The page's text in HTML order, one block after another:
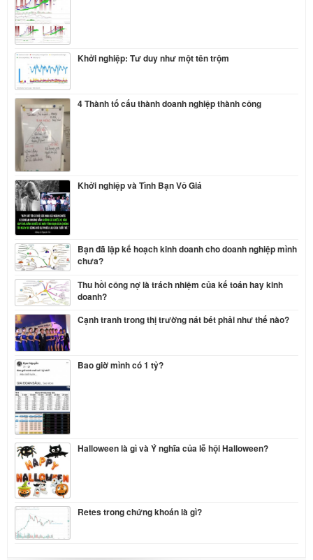
Khởi nghiệp: Tư duy như một tên trộm
4 Thành tố cấu thành doanh nghiệp thành công
Khởi nghiệp và Tình Bạn Vô Giá
Bạn đã lập kế hoạch kinh doanh cho doanh nghiệp mình
chưa?
Thu hồi công nợ là trách nhiệm của kế toán hay kinh
doanh?
Cạnh tranh trong thị trường nát bét phải như thế nào?
Bao giờ mình có 1 tỷ?
Halloween là gì và Ý nghĩa của lễ hội Halloween?
Retes trong chứng khoán là gì?